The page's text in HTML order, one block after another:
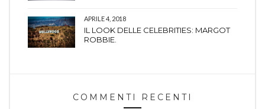
APRILE 4, 2018
IL LOOK DELLE CELEBRITIES: MARGOT
ROBBIE.
COMMENTI RECENTI